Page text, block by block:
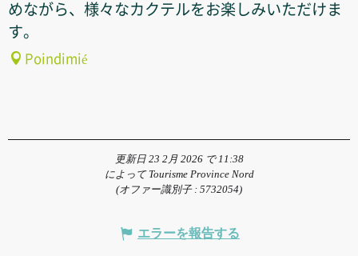
めながら、様々なカクテルをお楽しみいただけま
す。
Poindimié
更新日 23 2月 2026 で 11:38
によって Tourisme Province Nord
(オファー識別子 : 5732054)
エラーを報告する